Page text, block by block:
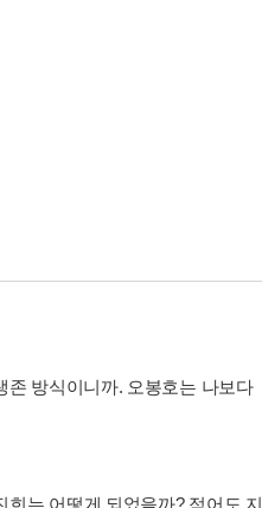
존 방식이니까. 오봉호는 나보다
는 어떻게 되었을까? 적어도 지